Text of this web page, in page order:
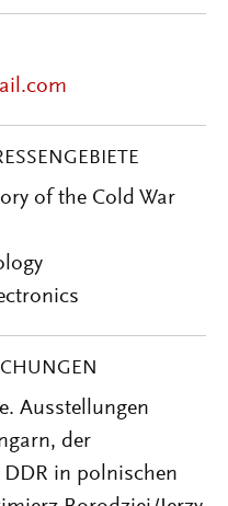
of the Cold War
Ausstellungen
der
DDR in polnischen